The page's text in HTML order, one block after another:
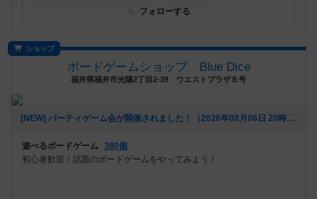
フォローする
ショップ
ボードゲームショップ Blue Dice
福井県福井市光陽2丁目2-39 ウエストプラザＢ号
[NEW] パーティゲーム会が開催されました！（2026年08月06日 20時08分）
遊べるボードゲーム 380個
初心者歓迎！話題のボードゲームをやってみよう！